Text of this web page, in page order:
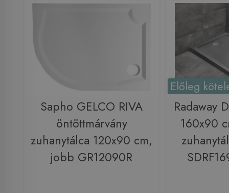
Sapho GELCO RIVA
öntöttmárvány
zuhanytálca 120x90 cm,
jobb GR12090R
Előleg
Radaway
160x90